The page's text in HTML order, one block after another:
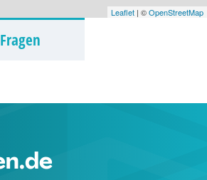
Leaflet | ©OpenStreetMap